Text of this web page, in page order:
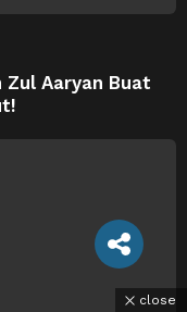
Zul Aaryan Buat
close